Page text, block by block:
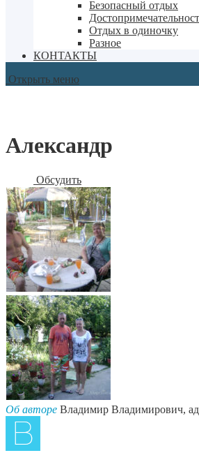
Безопасный отдых
Отдых в одиночку
Разное
КОНТАКТЫ
Открыть меню
Александр
Обсудить
Об авторе Владимир Владимирович,